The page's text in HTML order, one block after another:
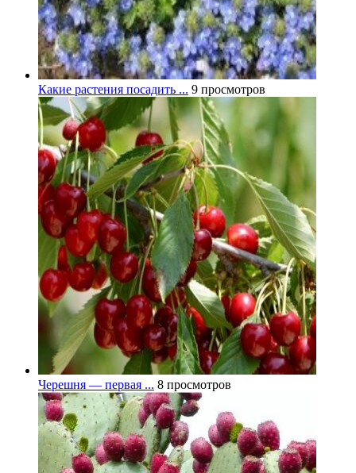
Какие растения посадить ... 9 просмотров
Черешня — первая ... 8 просмотров